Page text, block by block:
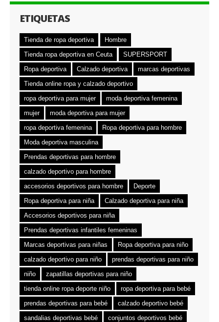
ETIQUETAS
Tienda de ropa deportiva
Hombre
Tienda ropa deportiva en Ceuta
SUPERSPORT
Ropa deportiva
Calzado deportiva
marcas deportivas
Tienda online ropa y calzado deportivo
ropa deportiva para mujer
moda deportiva femenina
mujer
moda deportiva para mujer
ropa deportiva femenina
Ropa deportiva para hombre
Moda deportiva masculina
Prendas deportivas para hombre
calzado deportivo para hombre
accesorios deportivos para hombre
Deporte
Ropa deportiva para niña
Calzado deportiva para niña
Accesorios deportivos para niña
Prendas deportivas infantiles femeninas
Marcas deportivas para niñas
Ropa deportiva para niño
calzado deportivo para niño
prendas deportivas para niño
niño
zapatillas deportivas para niño
tienda online ropa deporte niño
ropa deportiva para bebé
prendas deportivas para bebé
calzado deportivo bebé
sandalias deportivas bebé
conjuntos deportivos bebé